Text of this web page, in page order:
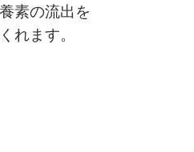
素の流出を
れます。